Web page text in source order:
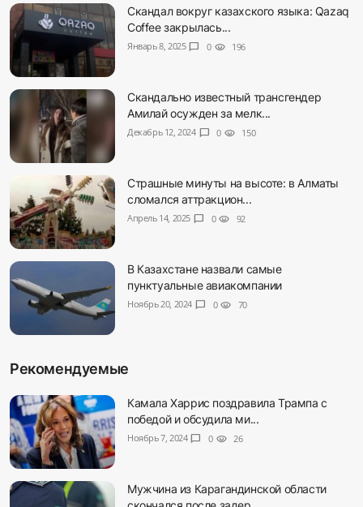
Скандал вокруг казахского языка: Qazaq
Coffee закрылась...
Январь 8, 2025 chat_bubble 0 visibility 196
Скандально известный трансгендер
Амилай осужден за мелк...
Декабрь 12, 2024 chat_bubble 0 visibility 150
Страшные минуты на высоте: в Алматы
сломался аттракцион...
Апрель 14, 2025 chat_bubble 0 visibility 92
В Казахстане назвали самые
пунктуальные авиакомпании
Ноябрь 20, 2024 chat_bubble 0 visibility 70
Рекомендуемые
Камала Харрис поздравила Трампа с
победой и обсудила ми...
Ноябрь 7, 2024 chat_bubble 0 visibility 26
Мужчина из Карагандинской области